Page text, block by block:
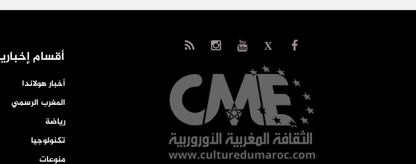
أقسام
أخبار هولاندا
المغرب الرسمي
رياضة
تكنولوجيا
منوعات